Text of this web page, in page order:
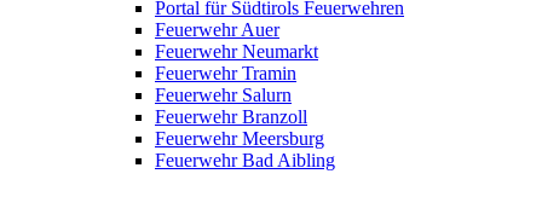
Portal für Südtirols Feuerwehren
Feuerwehr Auer
Feuerwehr Neumarkt
Feuerwehr Tramin
Feuerwehr Salurn
Feuerwehr Branzoll
Feuerwehr Meersburg
Feuerwehr Bad Aibling